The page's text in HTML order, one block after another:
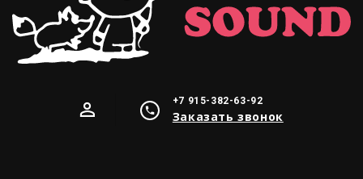
+7 915-382-63-92
Заказать звонок